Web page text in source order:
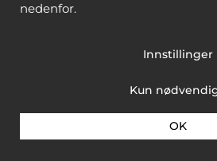
nedenfor.
Innstillinger
Kun
OK